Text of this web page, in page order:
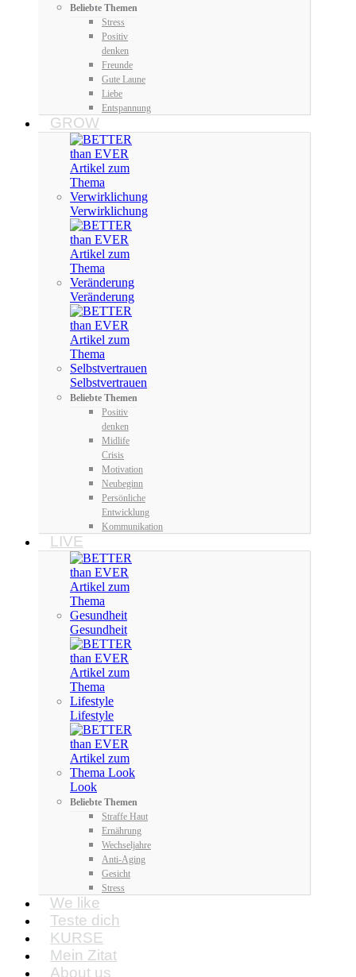
Beliebte Themen
Stress
Positiv
denken
Freunde
Gute Laune
Liebe
Entspannung
GROW
Verwirklichung
Veränderung
Selbstvertrauen
Beliebte Themen
Positiv
denken
Midlife
Crisis
Motivation
Neubeginn
Persönliche
Entwicklung
Kommunikation
LIVE
Gesundheit
Lifestyle
Look
Beliebte Themen
Straffe Haut
Ernährung
Wechseljahre
Anti-Aging
Gesicht
Stress
We like
Teste dich
KURSE
Mein Zitat
About us